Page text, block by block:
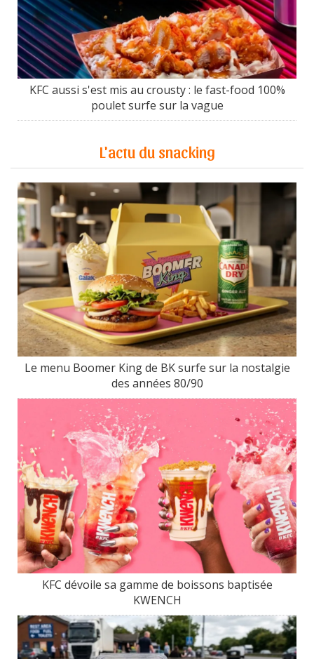
KFC aussi s'est mis au crousty : le fast-food 100%
poulet surfe sur la vague
L'actu du snacking
Le menu Boomer King de BK surfe sur la nostalgie
des années 80/90
KFC dévoile sa gamme de boissons baptisée
KWENCH